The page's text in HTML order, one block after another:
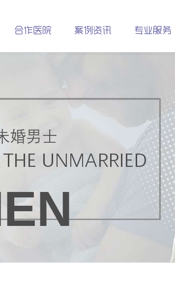
合作医院 案例资讯 专业服务
婚男士
THE UNMARRIED